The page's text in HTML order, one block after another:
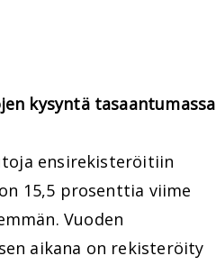
kysyntä tasaantumassa
ensirekisteröitiin
15,5 prosenttia viime
Vuoden
aikana on rekisteröity